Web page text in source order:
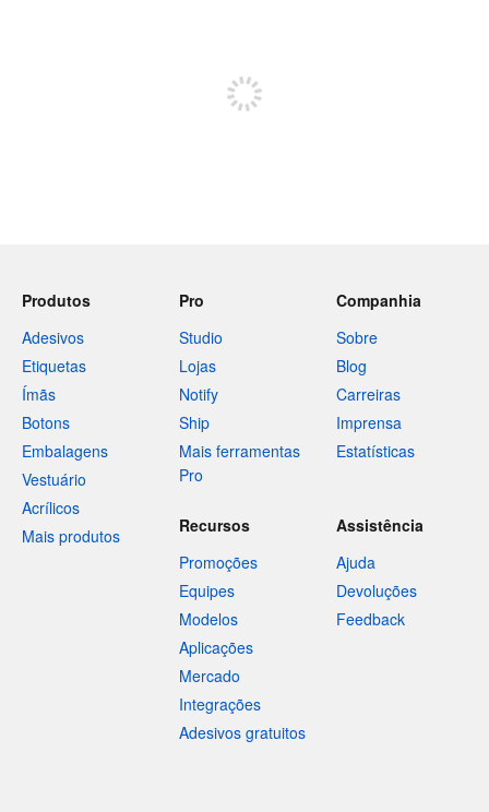
Produtos
Adesivos
Etiquetas
Ímãs
Botons
Embalagens
Vestuário
Acrílicos
Mais produtos
Pro
Studio
Lojas
Notify
Ship
Mais ferramentas
Pro
Companhia
Sobre
Blog
Carreiras
Imprensa
Estatísticas
Recursos
Promoções
Equipes
Modelos
Aplicações
Mercado
Integrações
Adesivos gratuitos
Assistência
Ajuda
Devoluções
Feedback